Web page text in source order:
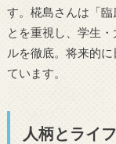
す。椛島さんは「
とを重視し、学生
ルを徹底。将来的
ています。
人柄とライ